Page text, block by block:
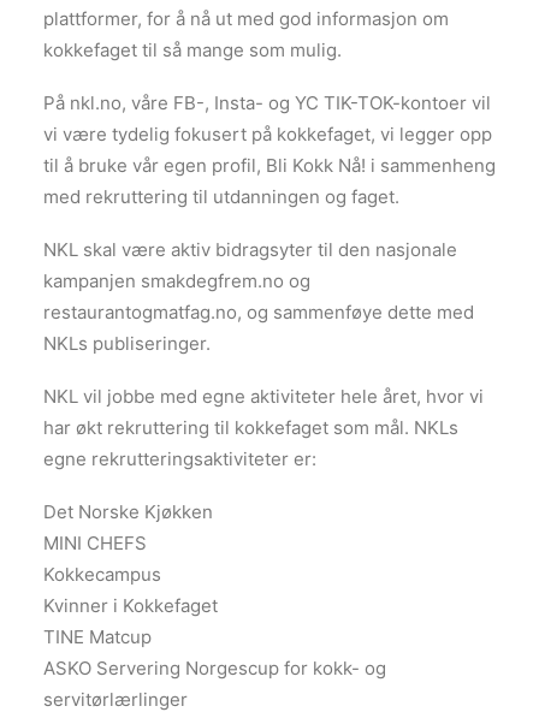
plattformer, for å nå ut med god informasjon om
kokkefaget til så mange som mulig.
På nkl.no, våre FB-, Insta- og YC TIK-TOK-kontoer vil
vi være tydelig fokusert på kokkefaget, vi legger opp
til å bruke vår egen profil, Bli Kokk Nå! i sammenheng
med rekruttering til utdanningen og faget.
NKL skal være aktiv bidragsyter til den nasjonale
kampanjen smakdegfrem.no og
restaurantogmatfag.no, og sammenføye dette med
NKLs publiseringer.
NKL vil jobbe med egne aktiviteter hele året, hvor vi
har økt rekruttering til kokkefaget som mål. NKLs
egne rekrutteringsaktiviteter er:
Det Norske Kjøkken
MINI CHEFS
Kokkecampus
Kvinner i Kokkefaget
TINE Matcup
ASKO Servering Norgescup for kokk- og
servitørlærlinger